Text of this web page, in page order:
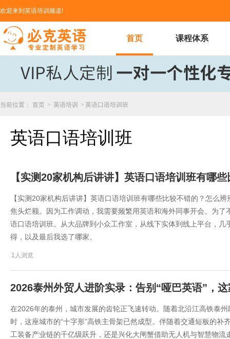
欢迎来到英语培训频道!
首页 课程体系
当前位置： 首页 > 英语培训 > 英语口语培训班
英语口语培训班
【实测20家机构后讲讲】英语口语培训班有哪
【实测20家机构后讲讲】英语口语培训班有哪些比较不错的？怎么
焦头烂额。因为工作调动，我需要频繁用英语和海外同事开会。为
语口语培训班。从大品牌到小众工作室，从线下实体到线上平台，
得，以及最后我选了哪家。
1人浏览
2026泰州外贸人进阶实录：告别“哑巴英语”，
在2026年的泰州，城市发展的齿轮正飞速转动。随着北沿江高铁泰
时，这座城市的“十字形”高铁主骨架已然成型。伴随着交通短板的
工装备产业链的千亿级跃升，还是兴化大闸蟹借助无人机与智慧物